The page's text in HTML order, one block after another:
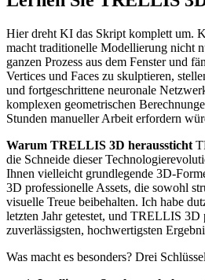
Hier dreht KI das Skript komplett um.
macht traditionelle Modellierung nicht
ganzen Prozess aus dem Fenster und
Vertices und Faces zu skulptieren,
und fortgeschrittene neuronale
komplexen geometrischen
Stunden manueller Arbeit erfordern
Warum TRELLIS 3D heraussticht
die Schneide dieser
Ihnen vielleicht grundlegende 3D-
3D professionelle Assets, die sowohl
visuelle Treue beibehalten. Ich habe
letzten Jahr getestet, und TRELLIS 3D
zuverlässigsten, hochwertigsten
Was macht es besonders? Drei